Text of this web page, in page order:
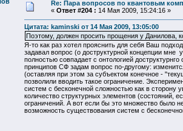
Re: Пара вопросов по квантовым
« Ответ #204 : 14 Мая 2009, 15:24:16 »
Цитата: kaminski от 14 Мая 2009, 13:05:00
Поэтому, должен просить прощения у Данилова,
Я-то как раз хотел прояснить для себя Ваш
задавал вопрос (о доструктурной концепции мне
полностью совпадает с онтологией
принципов СФ задам вопрос по-другому:
(оставляя при этом за субъектом конечное -
позволили вводить такое ограничение.
систем с бесконечной сложностью как в сторону
количество структурных элементов (состояний,
ограничений. А вот если бы это множество было
возможность существования систем с